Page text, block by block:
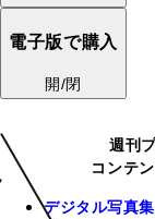
電子版で購入
開/閉
週刊
コンテ
デジタル写真